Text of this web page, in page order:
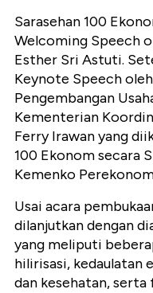
Sarasehan 100
Welcoming Speech
Esther Sri Astuti.
Keynote Speech
Pengembangan
Kementerian
Ferry Irawan yang
100 Ekonom secara
Kemenko
Usai acara
dilanjutkan dengan
yang meliputi
hilirisasi, kedaulatan
dan kesehatan,